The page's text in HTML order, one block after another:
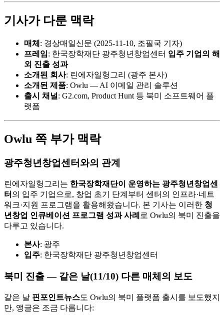
기사가 다룬 맥락
매체 : 경상매일신문 (2025-11-10, 조필국 기자)
프레임: 한국장학재단 광주청년창업센터 입주 기업의 해
외 진출 성과
소개된 회사: 린에자일헝그리 (광주 본사)
소개된 제품: Owlu — AI 이메일 관리 솔루션
출시 채널 : G2.com, Product Hunt 등 북미 소프트웨어 플
랫폼
Owlu 쪽 부가 맥락
광주청년창업센터와의 관계
린에자일헝그리는 한국장학재단이 운영하는 광주청년창업센
터 의 입주 기업으로, 창업 초기 단계부터 센터의 인프라·네트
워크·지원 프로그램을 활용해왔습니다. 본 기사는 이러한 청
년창업 인큐베이션 프로그램 성과 사례 로 Owlu의 북미 진출을
다루고 있습니다.
본사: 광주
입주: 한국장학재단 광주청년창업센터
북미 진출 — 같은 날(11/10) 다른 매체의 보도
같은 날 핀포인트뉴스도 Owlu의 북미 플랫폼 출시를 보도했지
만, 앵글은 조금 다릅니다: